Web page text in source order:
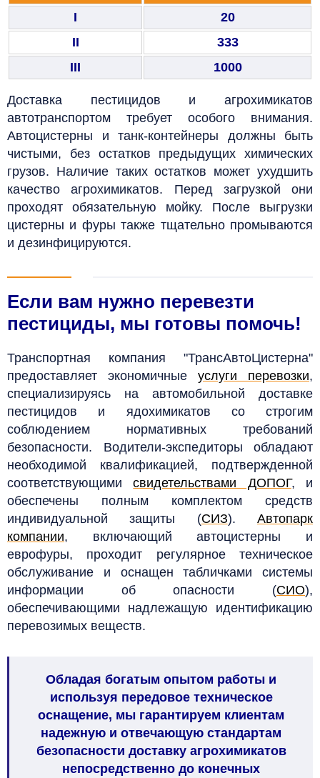
I
20
II
333
III
1000
Доставка пестицидов и агрохимикатов
автотранспортом требует особого внимания.
Автоцистерны и танк-контейнеры должны быть
чистыми, без остатков предыдущих химических
грузов. Наличие таких остатков может ухудшить
качество агрохимикатов. Перед загрузкой они
проходят обязательную мойку. После выгрузки
цистерны и фуры также тщательно промываются
и дезинфицируются.
Если вам нужно перевезти
пестициды, мы готовы помочь!
Транспортная компания "ТрансАвтоЦистерна"
предоставляет экономичные услуги перевозки,
специализируясь на автомобильной доставке
пестицидов и ядохимикатов со строгим
соблюдением нормативных требований
безопасности. Водители-экспедиторы обладают
необходимой квалификацией, подтвержденной
соответствующимисвидетельствами ДОПОГ, и
обеспечены полным комплектом средств
индивидуальной защиты (СИЗ).Автопарк
компании, включающий автоцистерны и
еврофуры, проходит регулярное техническое
обслуживание и оснащен табличками системы
информации об опасности (СИО),
обеспечивающими надлежащую идентификацию
перевозимых веществ.
Обладая богатым опытом работы и
используя передовое техническое
оснащение, мы гарантируем клиентам
надежную и отвечающую стандартам
безопасности доставку агрохимикатов
непосредственно до конечных